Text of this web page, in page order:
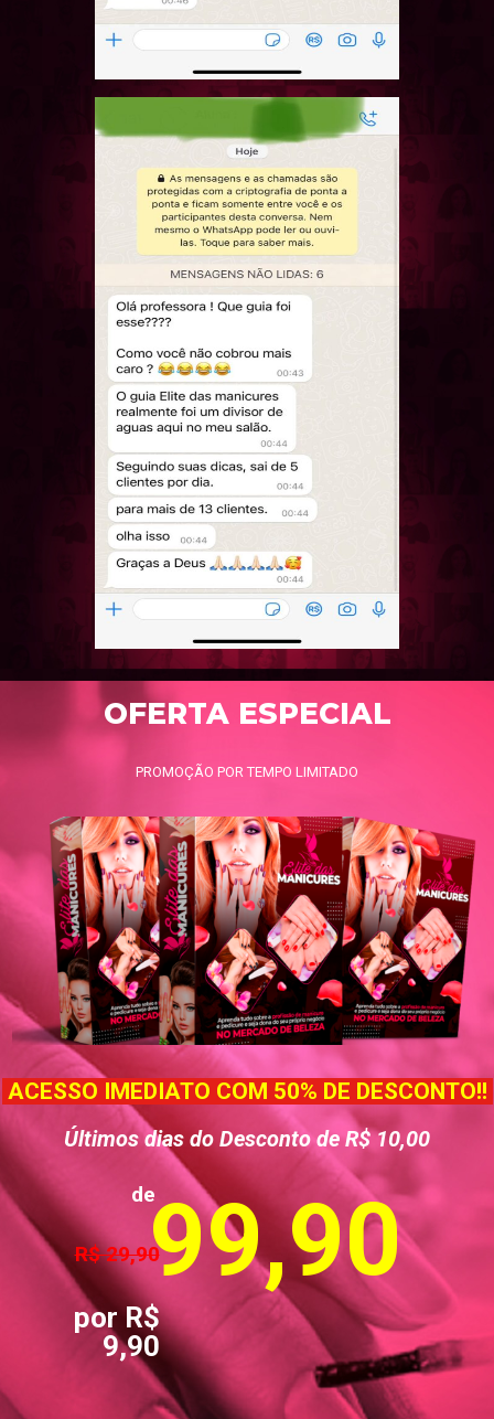
OFERTA ESPECIAL
PROMOÇÃO POR TEMPO LIMITADO
ACESSO IMEDIATO COM 50% DE DESCONTO!!
Últimos dias do Desconto de R$ 10,00
de
R$ 29,90
por R$
9,90
99,90